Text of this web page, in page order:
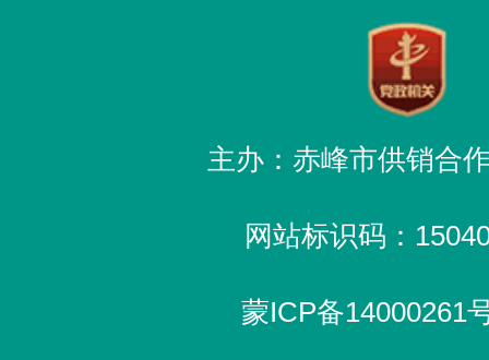
主办：赤峰市供销合
网站标识码：
蒙ICP备14000261